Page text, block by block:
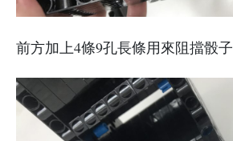
前方加上4條9孔長條用來阻擋骰子